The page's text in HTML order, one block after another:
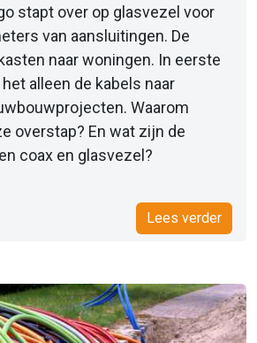
stapt over op glasvezel voor
van aansluitingen. De
naar woningen. In eerste
alleen de kabels naar
Waarom
overstap? En wat zijn de
coax en glasvezel?
Lees verder